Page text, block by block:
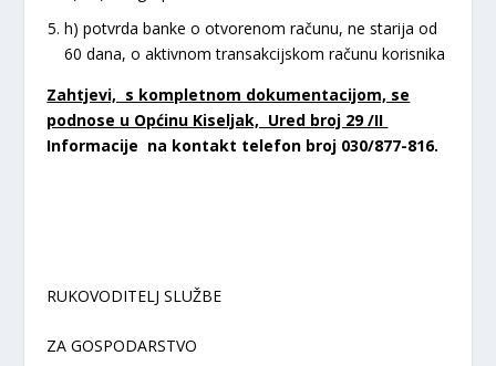
h) potvrda banke o otvorenom računu, ne starija od
60 dana, o aktivnom transakcijskom računu korisnika
Zahtjevi, s kompletnom dokumentacijom, se
podnose u Općinu Kiseljak, Ured broj 29 /II
Informacije na kontakt telefon broj 030/877-816.
RUKOVODITELJ SLUŽBE
ZA GOSPODARSTVO